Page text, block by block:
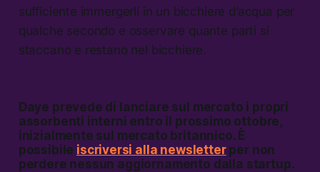
sufficiente immergerli in un bicchiere d’acqua per
qualche secondo e osservare quante parti si
staccano e restano nel bicchiere.
Daye prevede di lanciare sul mercato i propri
assorbenti interni entro il prossimo ottobre,
inizialmente sul mercato britannico. È
possibile iscriversi alla newsletterper non
perdere nessun aggiornamento dalla startup.